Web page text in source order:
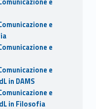
e
e
e
in DAMS
e
in Filosofia